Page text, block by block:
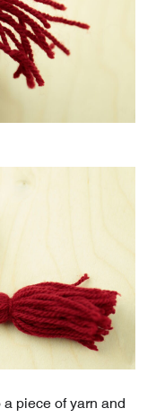
piece of yarn and